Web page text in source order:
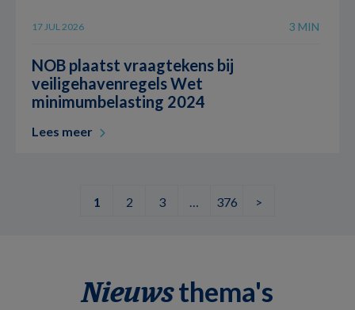
17 JUL 2026 3 MIN
NOB plaatst vraagtekens bij
veiligehavenregels Wet
minimumbelasting 2024
Lees meer
1 2 3 … 376 >
Nieuwsthema's